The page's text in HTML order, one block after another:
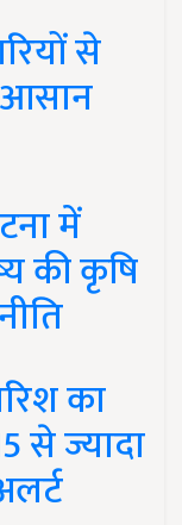
से
में
की कृषि
का
से ज्यादा